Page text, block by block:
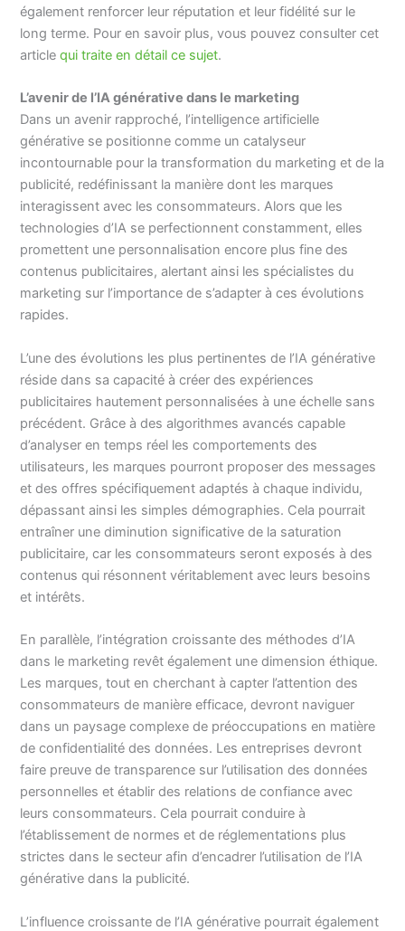
également renforcer leur réputation et leur fidélité sur le
long terme. Pour en savoir plus, vous pouvez consulter cet
articlequi traite en détail ce sujet.
L’avenir de l’IA générative dans le marketing
Dans un avenir rapproché, l’intelligence artificielle
générative se positionne comme un catalyseur
incontournable pour la transformation du marketing et de la
publicité, redéfinissant la manière dont les marques
interagissent avec les consommateurs. Alors que les
technologies d’IA se perfectionnent constamment, elles
promettent une personnalisation encore plus fine des
contenus publicitaires, alertant ainsi les spécialistes du
marketing sur l’importance de s’adapter à ces évolutions
rapides.
L’une des évolutions les plus pertinentes de l’IA générative
réside dans sa capacité à créer des expériences
publicitaires hautement personnalisées à une échelle sans
précédent. Grâce à des algorithmes avancés capable
d’analyser en temps réel les comportements des
utilisateurs, les marques pourront proposer des messages
et des offres spécifiquement adaptés à chaque individu,
dépassant ainsi les simples démographies. Cela pourrait
entraîner une diminution significative de la saturation
publicitaire, car les consommateurs seront exposés à des
contenus qui résonnent véritablement avec leurs besoins
et intérêts.
En parallèle, l’intégration croissante des méthodes d’IA
dans le marketing revêt également une dimension éthique.
Les marques, tout en cherchant à capter l’attention des
consommateurs de manière efficace, devront naviguer
dans un paysage complexe de préoccupations en matière
de confidentialité des données. Les entreprises devront
faire preuve de transparence sur l’utilisation des données
personnelles et établir des relations de confiance avec
leurs consommateurs. Cela pourrait conduire à
l’établissement de normes et de réglementations plus
strictes dans le secteur afin d’encadrer l’utilisation de l’IA
générative dans la publicité.
L’influence croissante de l’IA générative pourrait également